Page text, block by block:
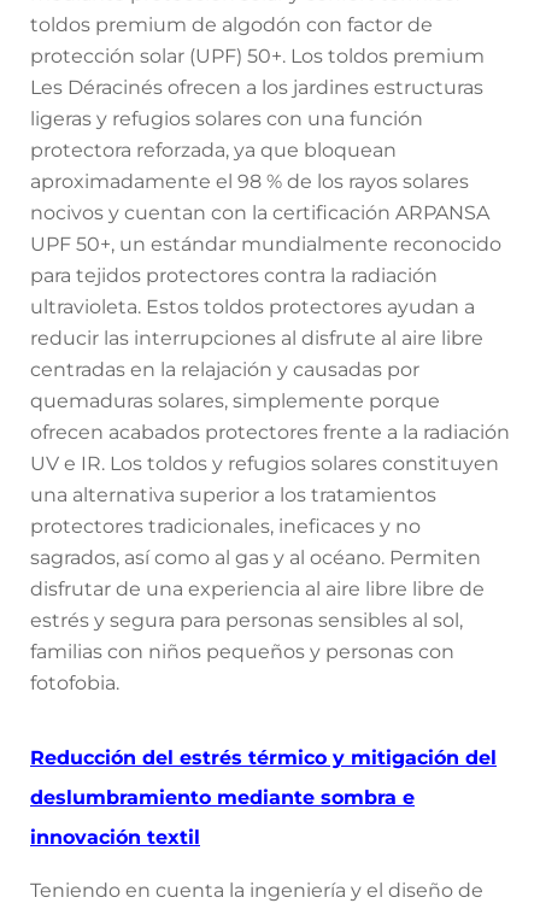
toldos premium de algodón con factor de
protección solar (UPF) 50+. Los toldos premium
Les Déracinés ofrecen a los jardines estructuras
ligeras y refugios solares con una función
protectora reforzada, ya que bloquean
aproximadamente el 98 % de los rayos solares
nocivos y cuentan con la certificación ARPANSA
UPF 50+, un estándar mundialmente reconocido
para tejidos protectores contra la radiación
ultravioleta. Estos toldos protectores ayudan a
reducir las interrupciones al disfrute al aire libre
centradas en la relajación y causadas por
quemaduras solares, simplemente porque
ofrecen acabados protectores frente a la radiación
UV e IR. Los toldos y refugios solares constituyen
una alternativa superior a los tratamientos
protectores tradicionales, ineficaces y no
sagrados, así como al gas y al océano. Permiten
disfrutar de una experiencia al aire libre libre de
estrés y segura para personas sensibles al sol,
familias con niños pequeños y personas con
fotofobia.
Reducción del estrés térmico y mitigación del
deslumbramiento mediante sombra e
innovación textil
Teniendo en cuenta la ingeniería y el diseño de